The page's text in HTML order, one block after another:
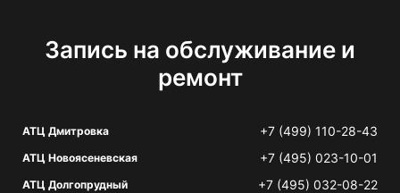
Запись на обслуживание и
ремонт
АТЦ Дмитровка +7 (499) 110-28-43
АТЦ Новоясеневская +7 (495) 023-10-01
АТЦ Долгопрудный +7 (495) 032-08-22